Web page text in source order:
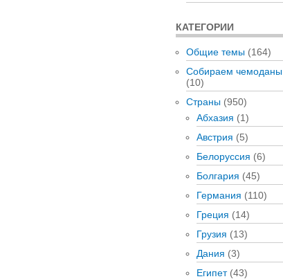
КАТЕГОРИИ
Общие темы (164)
Собираем чемоданы
(10)
Страны (950)
Абхазия (1)
Австрия (5)
Белоруссия (6)
Болгария (45)
Германия (110)
Греция (14)
Грузия (13)
Дания (3)
Египет(43)